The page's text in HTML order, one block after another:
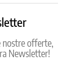
nostre offerte,
Newsletter!